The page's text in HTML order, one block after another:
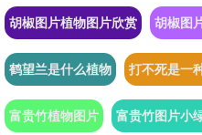
胡椒图片植物图片欣赏 胡椒图
鹤望兰是什么植物 打不死是一
富贵竹植物图片 富贵竹图片小